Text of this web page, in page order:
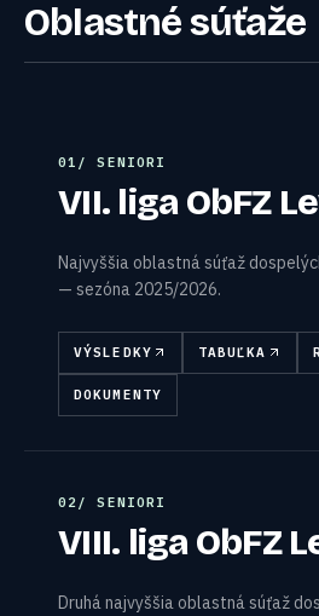
Oblastné súťaže
01 /SENIORI
VII. liga ObFZ
Najvyššia oblastná súťaž
— sezóna 2025/2026.
VÝSLEDKY TABUĽKA
DOKUMENTY
0 2 /SENIORI
VIII. liga ObFZ
Druhá najvyššia oblastná súťaž